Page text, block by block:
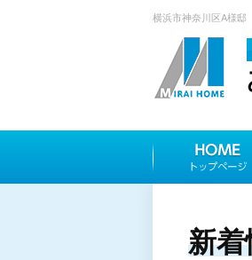
横浜市神奈川区A様
新